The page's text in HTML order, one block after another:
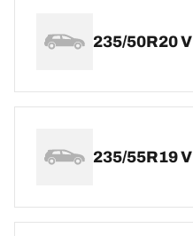
235/50R20 V
235/55R19 V